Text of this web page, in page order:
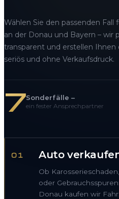
Wählen Sie den passenden Fall
an der Donau und Bayern –
transparent und erstellen Ihnen
seriös und ohne Verkaufsdruck.
7Sonderfälle –
ein fester Ansprechpartner
01 Auto
Ob
oder
Donau kaufen wir